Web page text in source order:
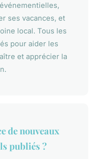
ses vacances, et
local. Tous les
pour aider les
et apprécier la
de nouveaux
publiés ?